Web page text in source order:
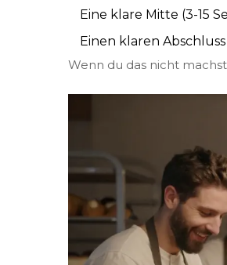
Eine klare Mitte (3-15
Einen klaren
Wenn du das nicht